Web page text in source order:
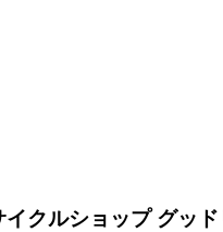
クルショップ グッ